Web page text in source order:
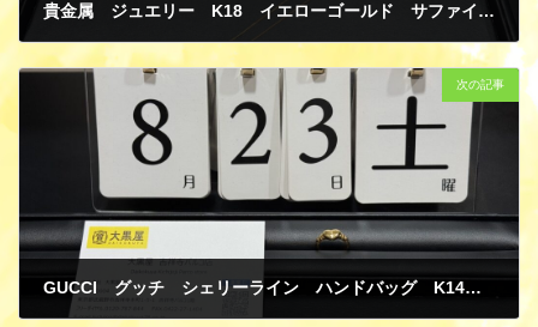
貴金属 ジュエリー K18 イエローゴールド サファイヤ ネックレス 買取
8月 25, 2025
次の記事
GUCCI グッチ シェリーライン ハンドバッグ K14 イエローゴールド ペンダントトップ 海外製品 買取